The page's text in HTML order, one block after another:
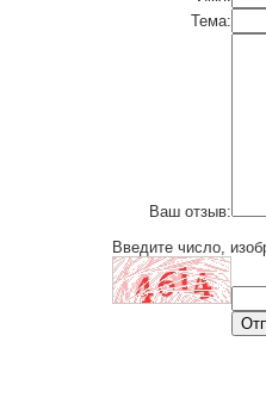
Тема:
Ваш отзыв:
Введите число,